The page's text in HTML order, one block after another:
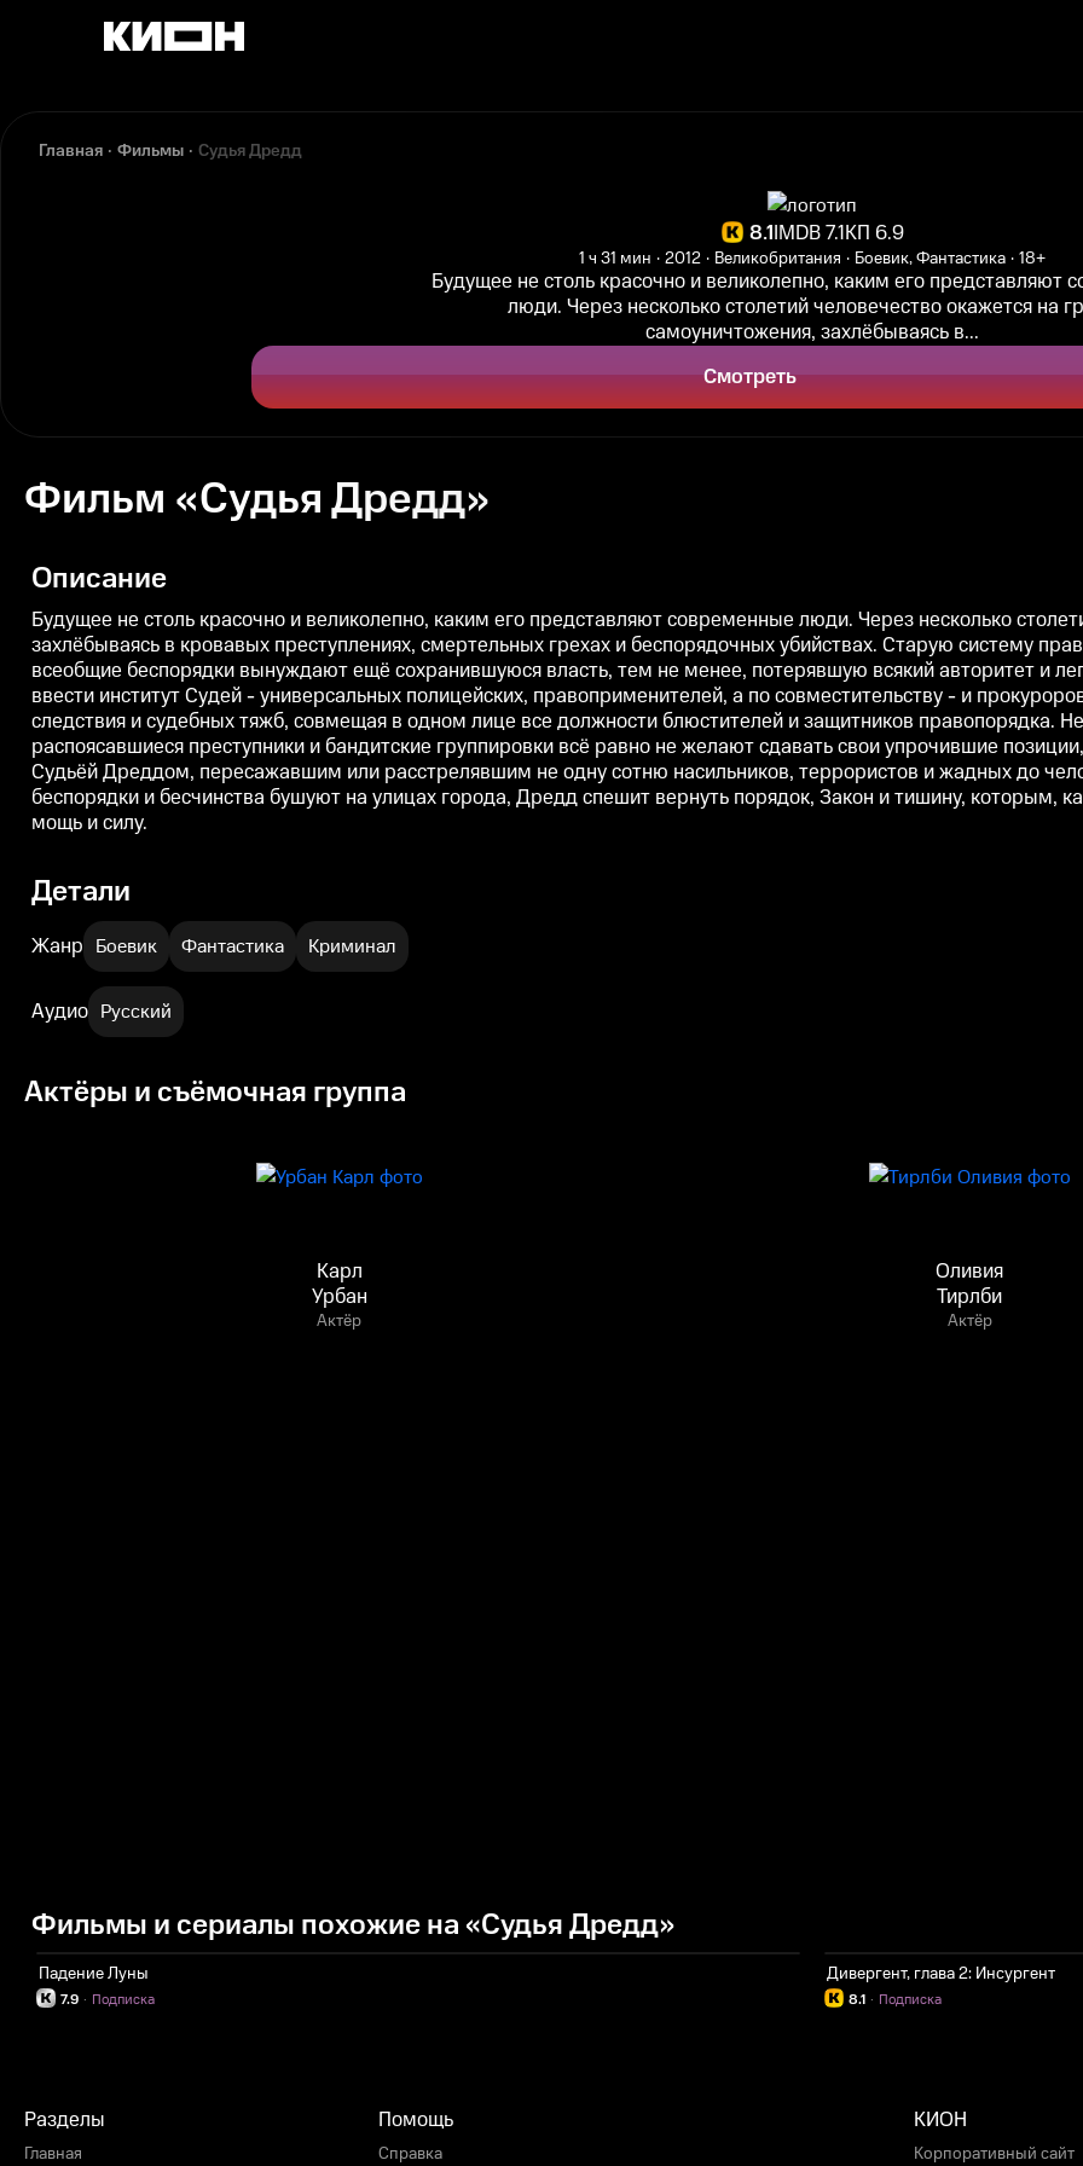
Главная Фильмы Судья Дредд
8.1IMDB 7.1КП 6.9
1 ч 31 мин 2012 Великобритания Боевик, Фантастика 18+
Будущее не столь красочно и великолепно, каким его представляют
люди. Через несколько столетий человечество окажется на
самоуничтожения, захлёбываясь в...
Смотреть
Фильм «Судья Дредд»
Описание
Будущее не столь красочно и великолепно, каким его представляют современные люди. Через несколько
захлёбываясь в кровавых преступлениях, смертельных грехах и беспорядочных убийствах. Старую систему
всеобщие беспорядки вынуждают ещё сохранившуюся власть, тем не менее, потерявшую всякий авторитет и
ввести институт Судей - универсальных полицейских, правоприменителей, а по совместительству - и
следствия и судебных тяжб, совмещая в одном лице все должности блюстителей и защитников правопорядка.
распоясавшиеся преступники и бандитские группировки всё равно не желают сдавать свои упрочившие
Судьёй Дреддом, пересажавшим или расстрелявшим не одну сотню насильников, террористов и жадных до
беспорядки и бесчинства бушуют на улицах города, Дредд спешит вернуть порядок, Закон и тишину, которым,
мощь и силу.
Детали
Жанр Боевик Фантастика Криминал
Аудио Русский
Актёры и съёмочная группа
Карл
Урбан
Актёр
Оливия
Тирлби
Актёр
Фильмы и сериалы похожие на «Судья Дредд»
Падение Луны
7.9 Подписка
·
Дивергент, глава 2: Инсургент
8.1 Подписка
·
Разделы
Главная
Помощь
Справка
КИОН
Корпоративный сайт